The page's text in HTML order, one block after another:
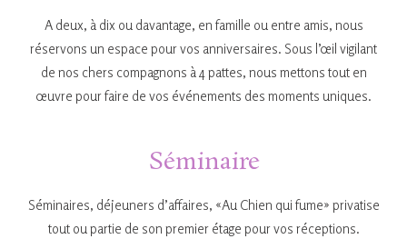
A deux, à dix ou davantage, en famille ou entre amis, nous
réservons un espace pour vos anniversaires. Sous l’œil vigilant
de nos chers compagnons à 4 pattes, nous mettons tout en
œuvre pour faire de vos événements des moments uniques.
Séminaire
Séminaires, déjeuners d’affaires, «Au Chien qui fume» privatise
tout ou partie de son premier étage pour vos réceptions.